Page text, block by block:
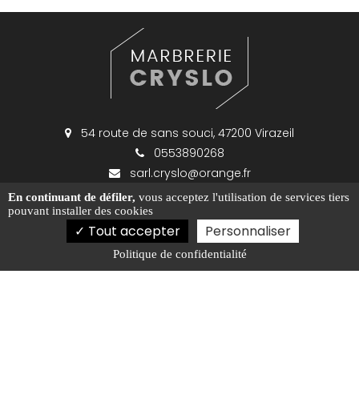
54 route de sans souci, 47200 Virazeil
0553890268
sarl.cryslo@orange.fr
En continuant de défiler, vous acceptez l'utilisation de services tiers
pouvant installer des cookies
Tout accepter Personnaliser
Politique de confidentialité